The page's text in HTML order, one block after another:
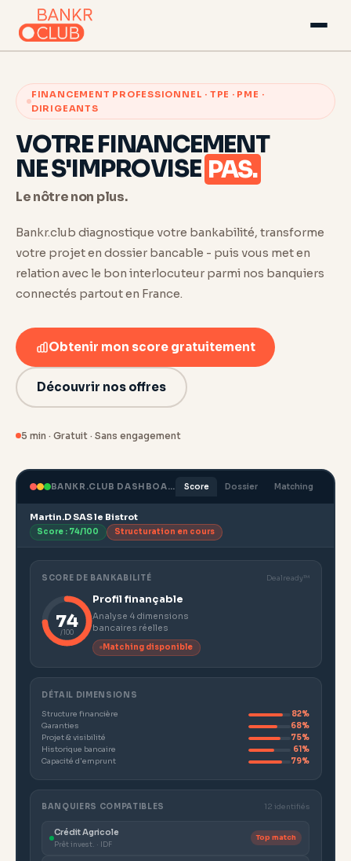
FINANCEMENT PROFESSIONNEL · TPE · PME ·
DIRIGEANTS
VOTRE FINANCEMENT
NE S'IMPROVISE PAS.
Le nôtre non plus.
Bankr.club diagnostique votre bankabilité, transforme
votre projet en dossier bancable - puis vous met en
relation avec le bon interlocuteur parmi nos banquiers
connectés partout en France.
Obtenir mon score gratuitement
Découvrir nos offres
5 min · Gratuit · Sans engagement
BANKR.CLUB DASHBOARD Score Dossier Matching
Martin.D SAS le Bistrot
Score : 74/100 Structuration en cours
SCORE DE BANKABILITÉ Dealready™
74
/100
Profil finançable
Analyse 4 dimensions
bancaires réelles
Matching disponible
DÉTAIL DIMENSIONS
Structure financière
82%
Garanties
68%
Projet & visibilité
75%
Historique bancaire
61%
Capacité d'emprunt
79%
BANQUIERS COMPATIBLES 12 identifiés
Crédit Agricole
Prêt invest. · IDF
Top match